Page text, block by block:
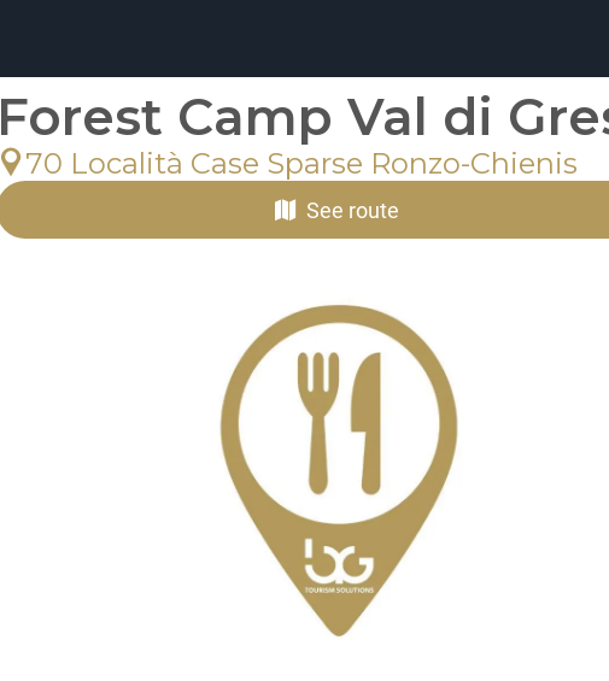
Forest Camp Val di
70 Località Case Sparse Ronzo-Chienis
See route